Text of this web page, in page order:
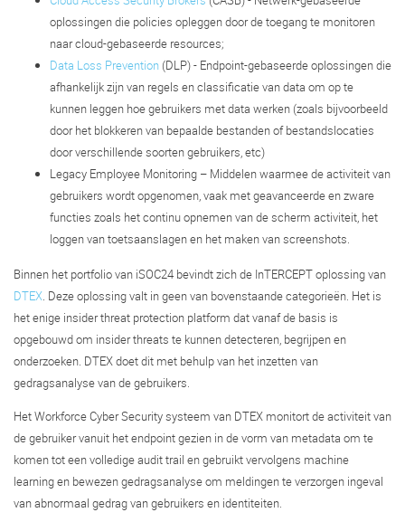
oplossingen die policies opleggen door de toegang te monitoren
naar cloud-gebaseerde resources;
Data Loss Prevention (DLP) - Endpoint-gebaseerde oplossingen die
afhankelijk zijn van regels en classificatie van data om op te
kunnen leggen hoe gebruikers met data werken (zoals bijvoorbeeld
door het blokkeren van bepaalde bestanden of bestandslocaties
door verschillende soorten gebruikers, etc)
Legacy Employee Monitoring – Middelen waarmee de activiteit van
gebruikers wordt opgenomen, vaak met geavanceerde en zware
functies zoals het continu opnemen van de scherm activiteit, het
loggen van toetsaanslagen en het maken van screenshots.
Binnen het portfolio van iSOC24 bevindt zich de InTERCEPT oplossing van
DTEX. Deze oplossing valt in geen van bovenstaande categorieën. Het is
het enige insider threat protection platform dat vanaf de basis is
opgebouwd om insider threats te kunnen detecteren, begrijpen en
onderzoeken. DTEX doet dit met behulp van het inzetten van
gedragsanalyse van de gebruikers.
Het Workforce Cyber Security systeem van DTEX monitort de activiteit van
de gebruiker vanuit het endpoint gezien in de vorm van metadata om te
komen tot een volledige audit trail en gebruikt vervolgens machine
learning en bewezen gedragsanalyse om meldingen te verzorgen ingeval
van abnormaal gedrag van gebruikers en identiteiten.